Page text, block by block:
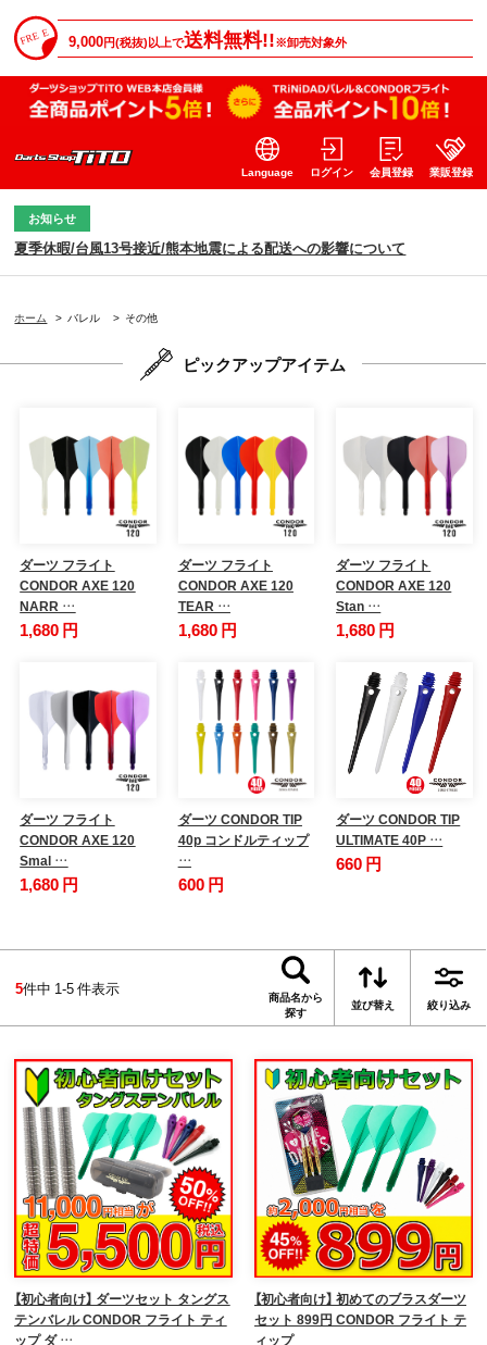
9,000円(税抜)以上で送料無料!!※卸売対象外
Language ログイン 会員登録 業販登録
お知らせ
夏季休暇/台風13号接近/熊本地震による配送への影響について
ホーム > バレル > その他
ピックアップアイテム
ダーツ フライト
CONDOR AXE 120
NARR …
1,680 円
ダーツ フライト
CONDOR AXE 120
TEAR …
1,680 円
ダーツ フライト
CONDOR AXE 120
Stan …
1,680 円
ダーツ フライト
CONDOR AXE 120
Smal …
1,680 円
ダーツ CONDOR TIP
40p コンドルティップ
…
600 円
ダーツ CONDOR TIP
ULTIMATE 40P …
660 円
5件中 1-5 件表示
商品名から
探す
並び替え 絞り込み
【初心者向け】 ダーツセット タングス
テンバレル CONDOR フライト ティ
ップ ダ …
【初心者向け】 初めてのブラスダーツ
セット 899円 CONDOR フライト テ
ィップ